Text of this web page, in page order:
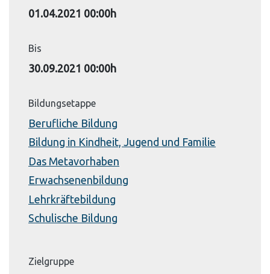
01.04.2021 00:00h
Bis
30.09.2021 00:00h
Bildungsetappe
Berufliche Bildung
Bildung in Kindheit, Jugend und Familie
Das Metavorhaben
Erwachsenenbildung
Lehrkräftebildung
Schulische Bildung
Zielgruppe